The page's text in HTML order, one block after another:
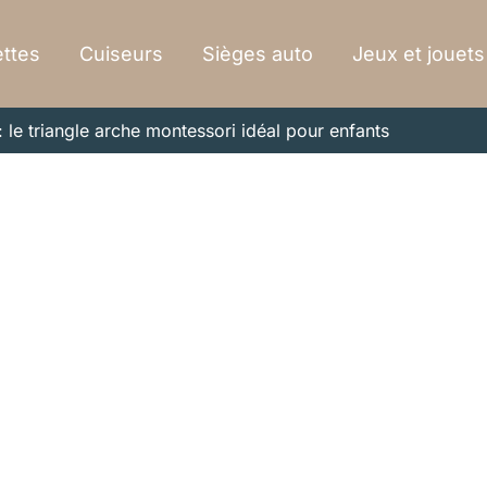
Cuiseurs Sièges auto Jeux et jouets
le triangle arche montessori idéal pour enfants